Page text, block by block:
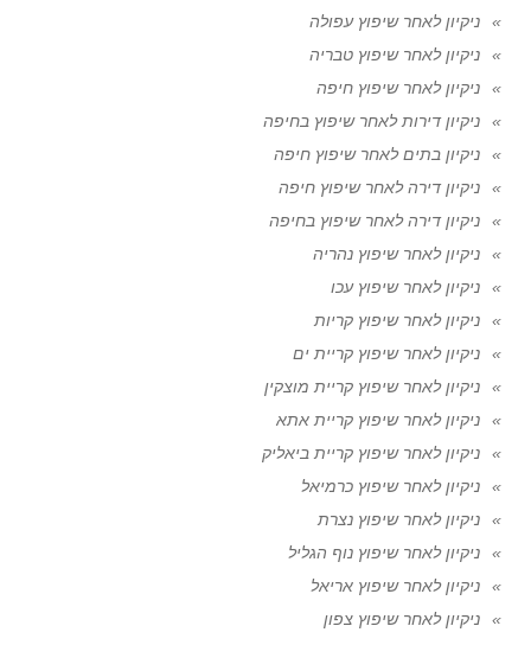
ניקיון לאחר שיפוץ עפולה
ניקיון לאחר שיפוץ טבריה
ניקיון לאחר שיפוץ חיפה
ניקיון דירות לאחר שיפוץ בחיפה
ניקיון בתים לאחר שיפוץ חיפה
ניקיון דירה לאחר שיפוץ חיפה
ניקיון דירה לאחר שיפוץ בחיפה
ניקיון לאחר שיפוץ נהריה
ניקיון לאחר שיפוץ עכו
ניקיון לאחר שיפוץ קריות
ניקיון לאחר שיפוץ קריית ים
ניקיון לאחר שיפוץ קריית מוצקין
ניקיון לאחר שיפוץ קריית אתא
ניקיון לאחר שיפוץ קריית ביאליק
ניקיון לאחר שיפוץ כרמיאל
ניקיון לאחר שיפוץ נצרת
ניקיון לאחר שיפוץ נוף הגליל
ניקיון לאחר שיפוץ אריאל
ניקיון לאחר שיפוץ צפון